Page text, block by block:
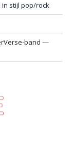
in stijl pop/rock
band —